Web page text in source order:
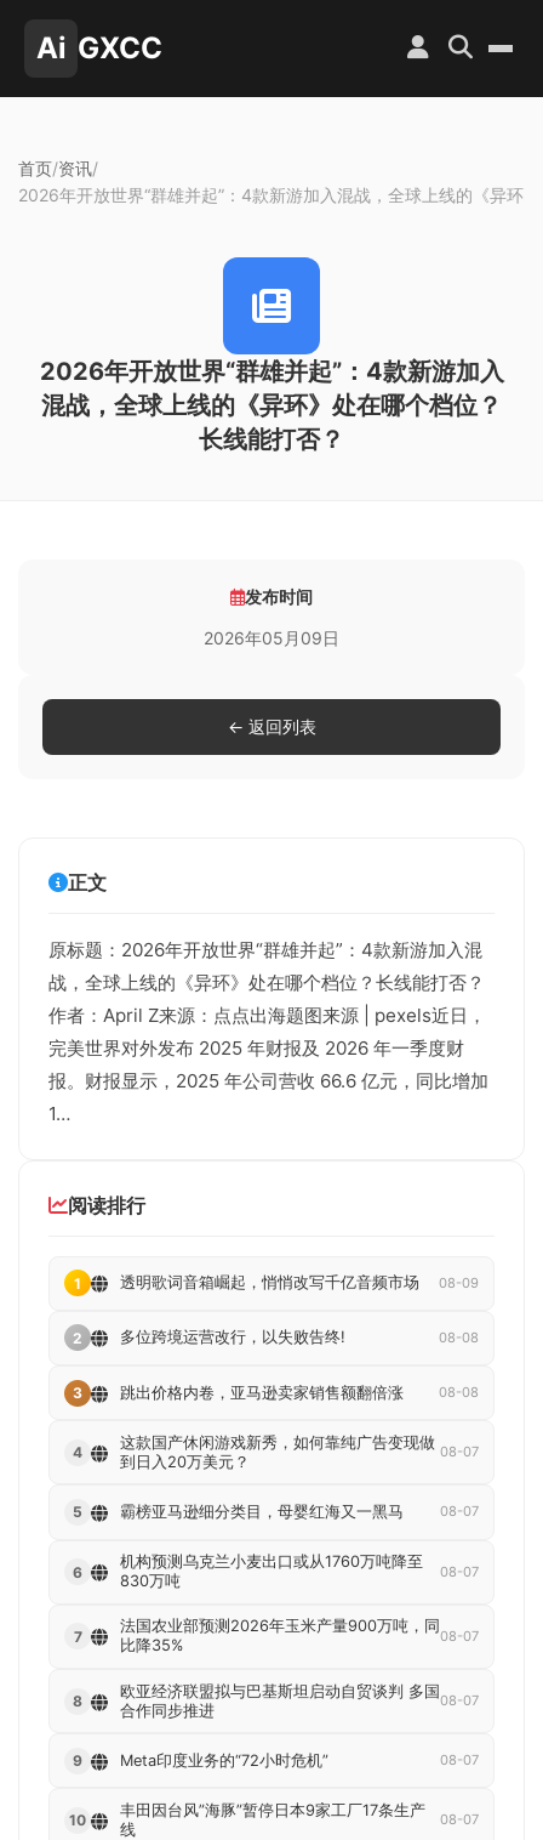
Ai GXCC
首页/资讯/
2026年开放世界“群雄并起”：4款新游加入混战，全球上线的《异环
2026年开放世界“群雄并起”：4款新游加入
混战，全球上线的《异环》处在哪个档位？
长线能打否？
正文
原标题：2026年开放世界“群雄并起”：4款新游加入混
战，全球上线的《异环》处在哪个档位？长线能打否？
作者：April Z来源：点点出海题图来源 | pexels近日，
完美世界对外发布 2025 年财报及 2026 年一季度财
报。财报显示，2025 年公司营收 66.6 亿元，同比增加
1…
阅读排行
1 透明歌词音箱崛起，悄悄改写千亿音频市场 08-09
2 多位跨境运营改行，以失败告终! 08-08
3 跳出价格内卷，亚马逊卖家销售额翻倍涨 08-08
4
这款国产休闲游戏新秀，如何靠纯广告变现做
到日入20万美元？
08-07
5 霸榜亚马逊细分类目，母婴红海又一黑马 08-07
6
机构预测乌克兰小麦出口或从1760万吨降至
830万吨
08-07
7
法国农业部预测2026年玉米产量900万吨，同
比降35%
08-07
8
欧亚经济联盟拟与巴基斯坦启动自贸谈判 多国
合作同步推进
08-07
9 Meta印度业务的“72小时危机” 08-07
10
丰田因台风”海豚”暂停日本9家工厂17条生产
线
08-07
发布时间
2026年05月09日
← 返回列表